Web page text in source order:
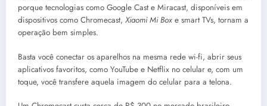
porque tecnologias como Google Cast e Miracast, disponíveis em
dispositivos como Chromecast, Xiaomi Mi Box e smart TVs, tornam a
operação bem simples.
Basta você conectar os aparelhos na mesma rede wi-fi, abrir seus
aplicativos favoritos, como YouTube e Netflix no celular e, com um
toque, você transfere aquela imagem do celular para a telona.